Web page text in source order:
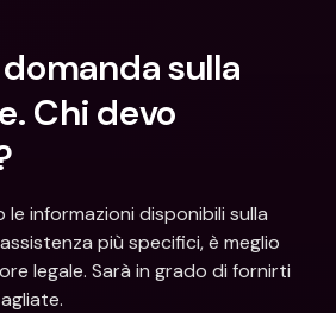
domanda sulla
Chi devo
informazioni disponibili sulla
più specifici, è meglio
legale. Sarà in grado di fornirti